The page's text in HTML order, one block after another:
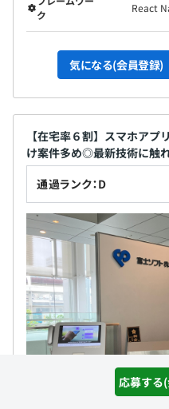
応募する
ク
React
気になる(会員登録)
【在宅率６割】スマホア
け案件多め◎最新技術に触
通過ランク：D